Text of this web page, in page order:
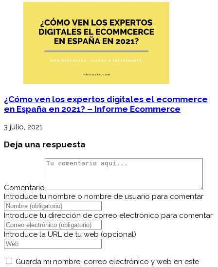
¿Cómo ven los expertos digitales el ecommerce
en España en 2021? – Informe Ecommerce
3 julio, 2021
Deja una respuesta
Comentario
Introduce tu nombre o nombre de usuario para comentar
Introduce tu dirección de correo electrónico para comentar
Introduce la URL de tu web (opcional)
Guarda mi nombre, correo electrónico y web en este